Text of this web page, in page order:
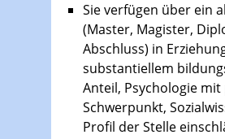
Sie verfügen über ein
(Master, Magister,
Abschluss) in
substantiellem
Anteil, Psychologie
Schwerpunkt,
Profil der Stelle